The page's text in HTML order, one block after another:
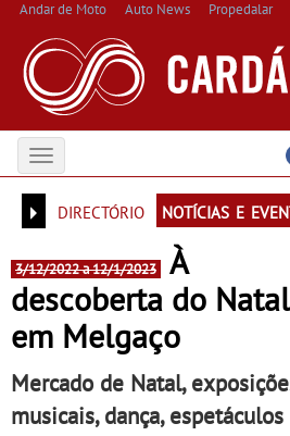
Andar de Moto Auto News Propedalar
Toggle
navigation
directório notícias e
3/12/2022 a 12/1/2023
À
descoberta do
em Melgaço
Mercado de Natal,
musicais, dança,